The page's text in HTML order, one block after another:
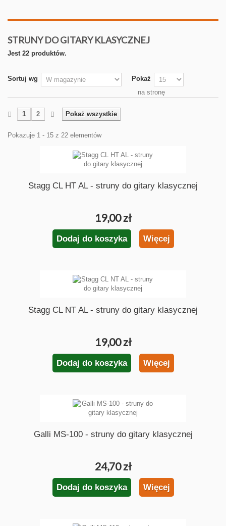
STRUNY DO GITARY KLASYCZNEJ
Jest 22 produktów.
Sortuj wg
Pokaż
na stronę
Pokaż wszystkie
1 2
Pokazuje 1 - 15 z 22 elementów
Stagg CL HT AL - struny do gitary klasycznej
19,00 zł
Dodaj do koszyka Więcej
Stagg CL NT AL - struny do gitary klasycznej
19,00 zł
Dodaj do koszyka Więcej
Galli MS-100 - struny do gitary klasycznej
24,70 zł
Dodaj do koszyka Więcej